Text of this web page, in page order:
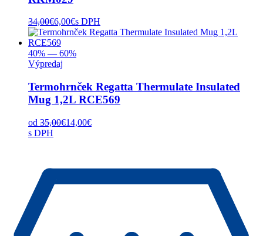
34,00€6,00€s DPH
40% — 60%
Výpredaj
Termohrnček Regatta Thermulate Insulated
Mug 1,2L RCE569
od 35,00€14,00€
s DPH